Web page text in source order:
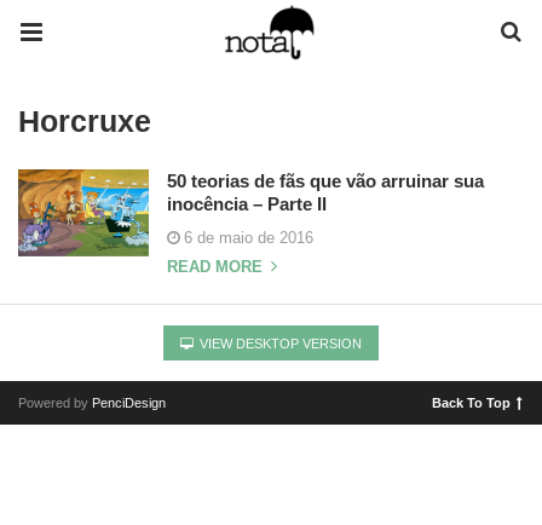
Horcruxe
50 teorias de fãs que vão arruinar sua
inocência – Parte II
6 de maio de 2016
READ MORE
VIEW DESKTOP VERSION
Powered by PenciDesign Back To Top